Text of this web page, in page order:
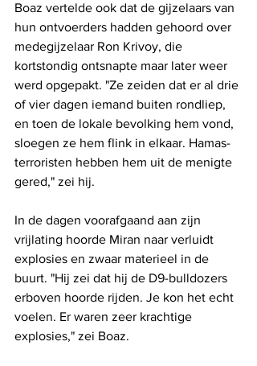
Boaz vertelde ook dat de gijzelaars van
hun ontvoerders hadden gehoord over
medegijzelaar Ron Krivoy, die
kortstondig ontsnapte maar later weer
werd opgepakt. "Ze zeiden dat er al drie
of vier dagen iemand buiten rondliep,
en toen de lokale bevolking hem vond,
sloegen ze hem flink in elkaar. Hamas-
terroristen hebben hem uit de menigte
gered," zei hij.
In de dagen voorafgaand aan zijn
vrijlating hoorde Miran naar verluidt
explosies en zwaar materieel in de
buurt. "Hij zei dat hij de D9-bulldozers
erboven hoorde rijden. Je kon het echt
voelen. Er waren zeer krachtige
explosies," zei Boaz.